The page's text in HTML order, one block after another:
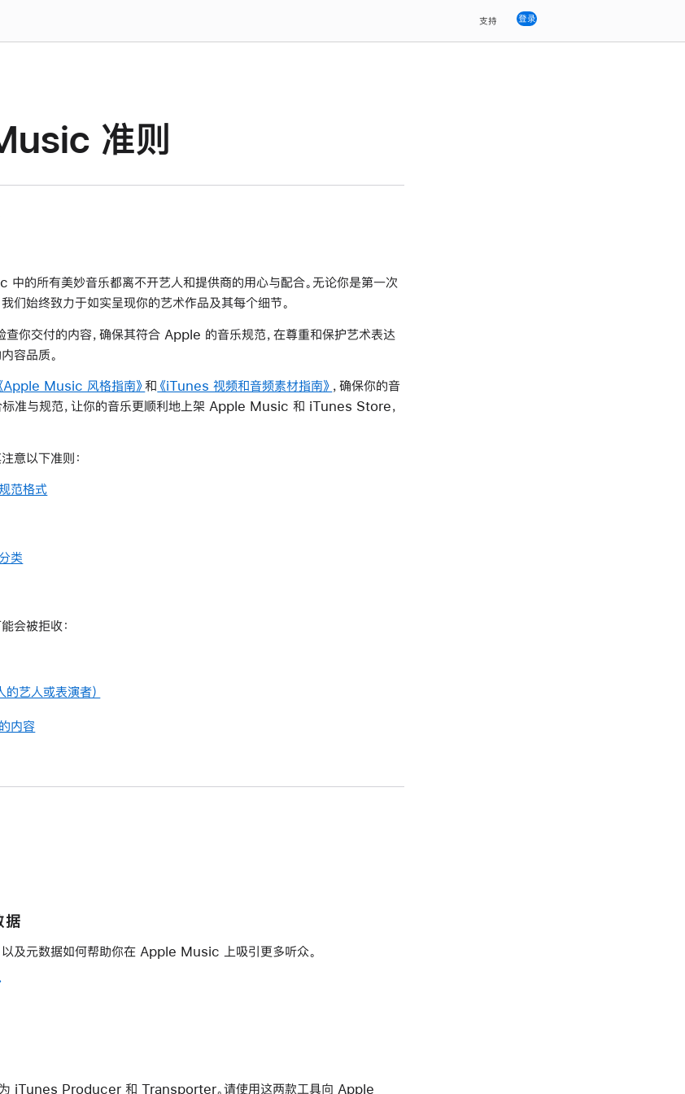
支持 登录
准则
的所有美妙音乐都离不开艺人和提供商的用心与配合。无论你是第一次
们始终致力于如实呈现你的艺术作品及其每个细节。
查你交付的内容，确保其符合 Apple 的音乐规范，在尊重和保护艺术表达
容品质。
Apple Music 风格指南》和 《iTunes 视频和音频素材指南》 ，确保你的音
标准与规范，让你的音乐更顺利地上架 Apple Music 和 iTunes Store，
意以下准则：
范格式
类
会被拒收：
艺人或表演者）
内容
据
以及元数据如何帮助你在 Apple Music 上吸引更多听众。
iTunes Producer 和 Transporter。请使用这两款工具向 Apple